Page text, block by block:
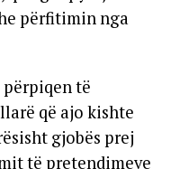
përfitimin nga
të
që ajo kishte
gjobës prej
të pretendimeve